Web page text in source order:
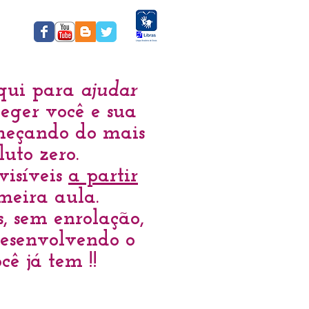
para ajudar
você e sua
do mais
zero.
a partir
aula.
sem enrolação,
o
já tem !!